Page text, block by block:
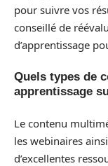
pour suivre vos
conseillé de
d’apprentissage
Quels types de
apprentissage
Le contenu
les webinaires
d’excellentes